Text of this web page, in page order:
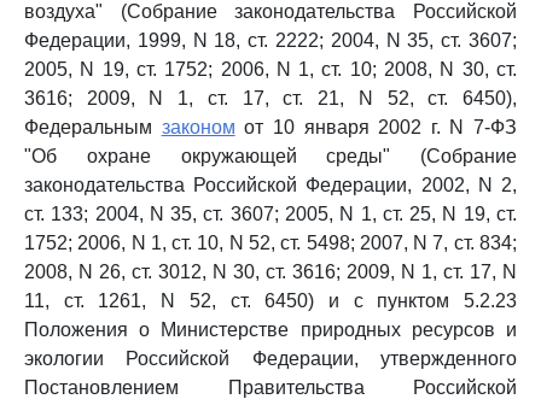
воздуха" (Собрание законодательства Российской
Федерации, 1999, N 18, ст. 2222; 2004, N 35, ст. 3607;
2005, N 19, ст. 1752; 2006, N 1, ст. 10; 2008, N 30, ст.
3616; 2009, N 1, ст. 17, ст. 21, N 52, ст. 6450),
Федеральным законом от 10 января 2002 г. N 7-ФЗ
"Об охране окружающей среды" (Собрание
законодательства Российской Федерации, 2002, N 2,
ст. 133; 2004, N 35, ст. 3607; 2005, N 1, ст. 25, N 19, ст.
1752; 2006, N 1, ст. 10, N 52, ст. 5498; 2007, N 7, ст. 834;
2008, N 26, ст. 3012, N 30, ст. 3616; 2009, N 1, ст. 17, N
11, ст. 1261, N 52, ст. 6450) и с пунктом 5.2.23
Положения о Министерстве природных ресурсов и
экологии Российской Федерации, утвержденного
Постановлением Правительства Российской